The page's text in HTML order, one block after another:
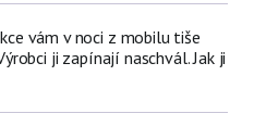
vám v noci z mobilu tiše
ji zapínají naschvál. Jak ji